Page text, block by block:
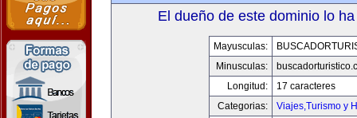
El dueño de este dominio lo
Mayusculas:
Minusculas:
Longitud:
17 caracteres
Categorias:
Viajes,Turismo y